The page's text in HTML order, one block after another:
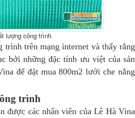
lượng công trình
trình trên mạng internet và thấy rằng
bởi những đặc tính ưu việt của sản
để đặt mua 800m2 lưới che nắng
trình
được các nhân viên của Lê Hà Vina